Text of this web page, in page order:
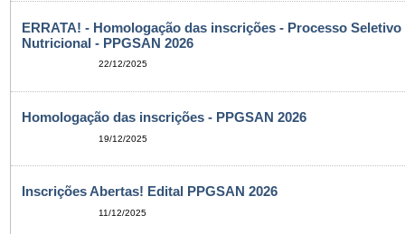
ERRATA! - Homologação das inscrições - Processo
Nutricional - PPGSAN 2026
22/12/2025
Homologação das inscrições - PPGSAN 2026
19/12/2025
Inscrições Abertas! Edital PPGSAN 2026
11/12/2025